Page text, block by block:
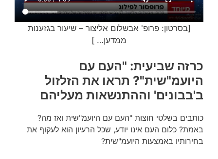
[בסרטון: פרופ' אבשלום אליצור – שיעור בגזענות
ממדען… ]
כרזה שביעית: "העם עם
היועמ"שית"? תראו את הזלזול
ב'בבונים' וההתנשאות מעליהם
כותבים בשלטי חוצות "העם עם היועמ"שית ואז מה?
באמת? כלום העם אינו יודע, שכל הרעיון הוא לעקוף את
בחירותיו באמצעות היועמ"שית?